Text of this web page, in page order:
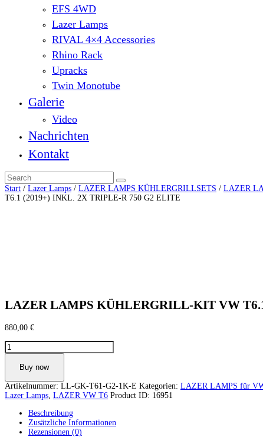
EFS 4WD
Lazer Lamps
RIVAL 4×4 Accessories
Rhino Rack
Upracks
Twin Monotube
Galerie
Video
Nachrichten
Kontakt
Start / Lazer Lamps / LAZER LAMPS KÜHLERGRILLSETS / LAZER
T6.1 (2019+) INKL. 2X TRIPLE-R 750 G2 ELITE
LAZER LAMPS KÜHLERGRILL-KIT VW
880,00 €
LAZER
LAMPS
KÜHLERGRILL-
VW
T6.1
(2019+)
INKL.
TRIPLE-
Buy now
Artikelnummer: LL-GK-T61-G2-1K-E Kategorien: LAZER LAMPS für
Lazer Lamps LAZER VW T6 Product ID: 16951
Beschreibung
Zusätzliche Informationen
Rezensionen (0)